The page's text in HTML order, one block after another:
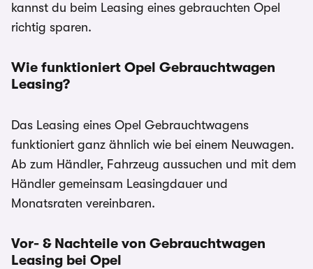
kannst du beim Leasing eines gebrauchten Opel
richtig sparen.
Wie funktioniert Opel Gebrauchtwagen
Leasing?
Das Leasing eines Opel Gebrauchtwagens
funktioniert ganz ähnlich wie bei einem Neuwagen.
Ab zum Händler, Fahrzeug aussuchen und mit dem
Händler gemeinsam Leasingdauer und
Monatsraten vereinbaren.
Vor- & Nachteile von Gebrauchtwagen
Leasing bei Opel